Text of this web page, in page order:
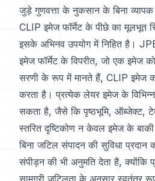
जुड़े गुणवत्ता के नुकसान के बिना व्यापक
CLIP इमेज फॉर्मेट के पीछे का मूलभूत
इसके अभिनव उपयोग में निहित है।
इमेज फॉर्मेट के विपरीत, जो एक इमेज
सरणी के रूप में मानते हैं, CLIP इमेज
करता है। प्रत्येक लेयर इमेज के विभिन्न
सकता है, जैसे कि पृष्ठभूमि, ऑब्जेक्ट,
स्तरित दृष्टिकोण न केवल इमेज के बाकी
बिना जटिल संपादन की सुविधा
संपीड़न की भी अनुमति देता है,
सामग्री जटिलता के अनुसार स्वतंत्र